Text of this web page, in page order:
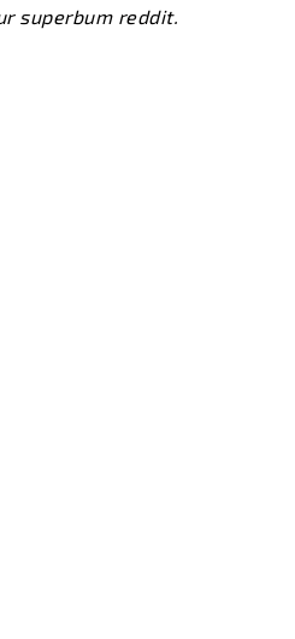
superbum reddit.